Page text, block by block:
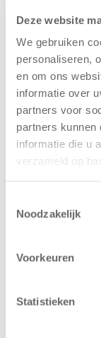
Deze website
We gebruiken
personaliseren,
en om ons
informatie over
partners voor
partners kunnen
informatie die u
verzameld op
Noodzakelijk
Voorkeuren
Statistieken
wijk
11 juni
Kids First
heeft een
realisatie
nieuw
de wijk
Na…